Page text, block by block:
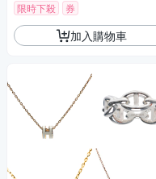
限時下殺 券
加入購物車